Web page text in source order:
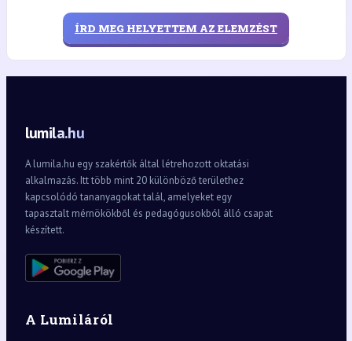
ÍRD MEG HELYETTEM AZ ELEMZÉST
lumila.hu
A lumila.hu egy szakértők által létrehozott oktatási
alkalmazás. Itt több mint 20 különböző területhez
kapcsolódó tananyagokat talál, amelyeket egy
tapasztalt mérnökökből és pedagógusokból álló csapat
készített.
A Lumiláról